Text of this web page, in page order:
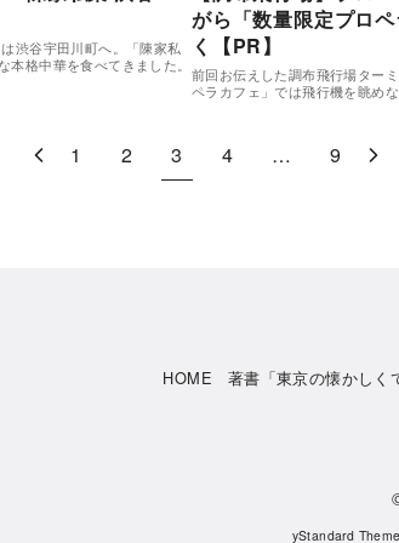
渋谷宇田川町へ。「陳家私
格中華を食べてきました。
がら「数量限定プロ
く【PR】
前回お伝えした調布飛行場ター
ペラカフェ」では飛行機を眺め
1 2 3 4 … 9
HOME 著書「東京の懐かしく
yStandard Theme